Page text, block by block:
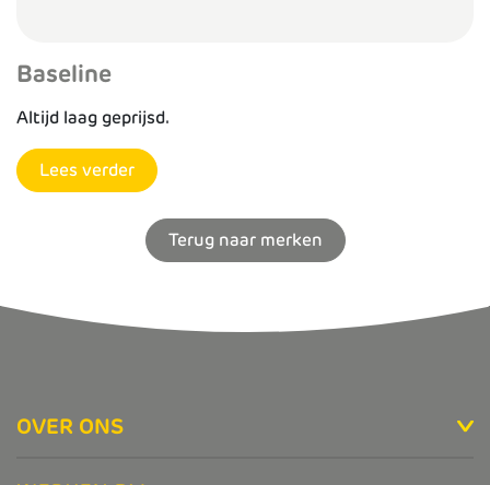
Baseline
Altijd laag geprijsd.
Lees verder
Terug naar merken
OVER ONS